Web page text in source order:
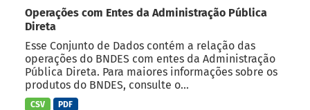
Operações com Entes da Administração Pública
Direta
Esse Conjunto de Dados contém a relação das
operações do BNDES com entes da Administração
Pública Direta. Para maiores informações sobre os
produtos do BNDES, consulte o...
CSV PDF